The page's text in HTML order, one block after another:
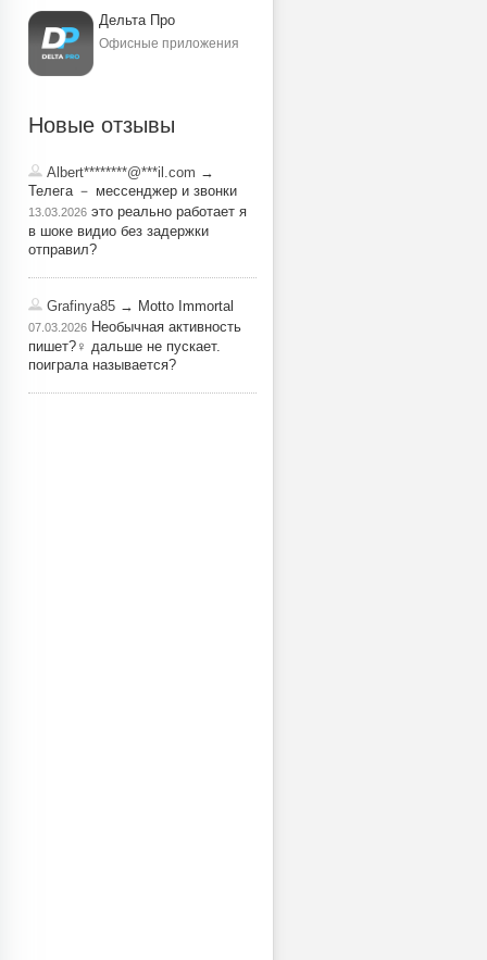
Дельта Про
Офисные приложения
Новые отзывы
Albert********@***il.com →
Телега － мессенджер и звонки
13.03.2026 это реально работает я
в шоке видио без задержки
отправил?
Grafinya85 → Motto Immortal
07.03.2026 Необычная активность
пишет?‍♀️ дальше не пускает.
поиграла называется?